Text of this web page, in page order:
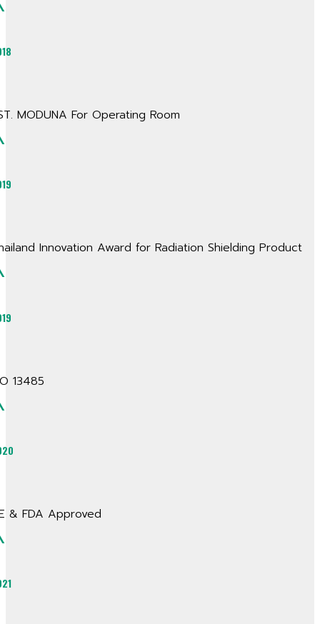
MODUNA For Operating Room
Innovation Award for Radiation Shielding Product
13485
& FDA Approved